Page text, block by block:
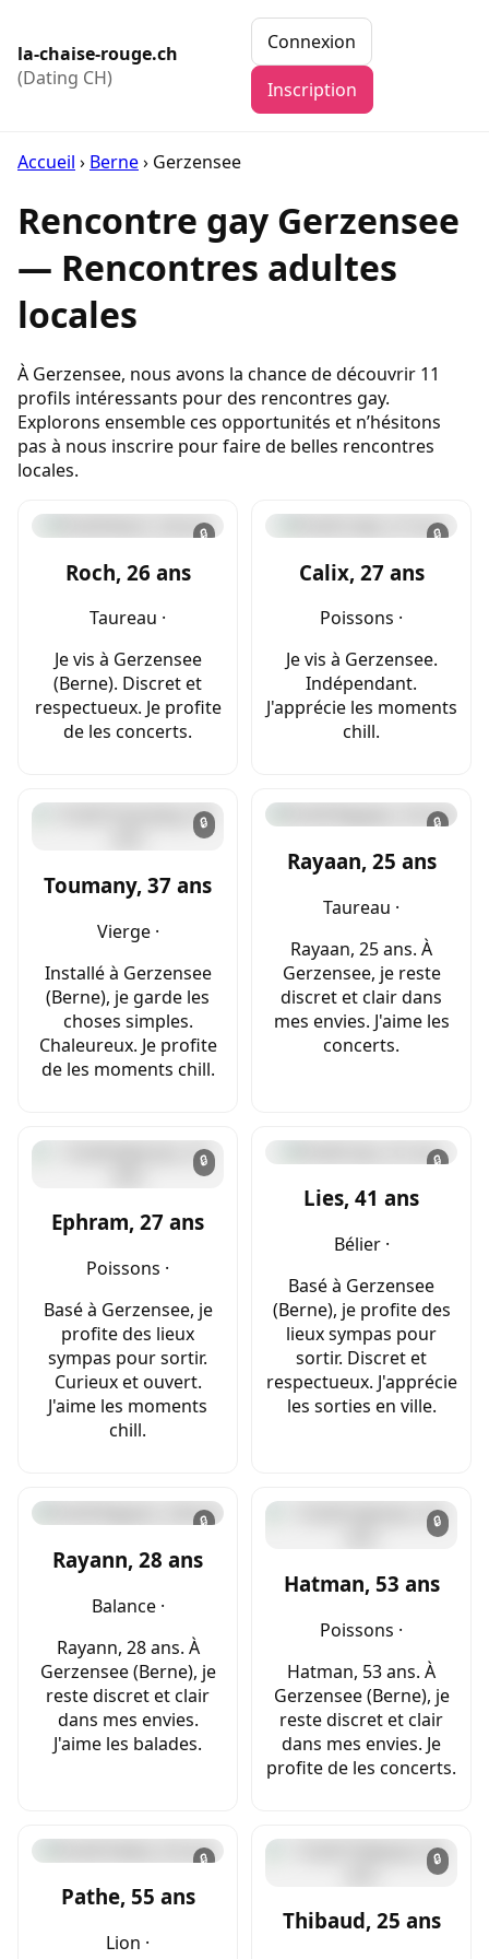
la-chaise-rouge.ch
(Dating CH)
Connexion
Inscription
Accueil › Berne› Gerzensee
Rencontre gay Gerzensee
— Rencontres adultes
locales
À Gerzensee, nous avons la chance de découvrir 11
profils intéressants pour des rencontres gay.
Explorons ensemble ces opportunités et n’hésitons
pas à nous inscrire pour faire de belles rencontres
locales.
🔒
Roch, 26 ans
Taureau ·
Je vis à Gerzensee
(Berne). Discret et
respectueux. Je profite
de les concerts.
🔒
Calix, 27 ans
Poissons ·
Je vis à Gerzensee.
Indépendant.
J'apprécie les moments
chill.
🔒
Toumany, 37 ans
Vierge ·
Installé à Gerzensee
(Berne), je garde les
choses simples.
Chaleureux. Je profite
de les moments chill.
🔒
Rayaan, 25 ans
Taureau ·
Rayaan, 25 ans. À
Gerzensee, je reste
discret et clair dans
mes envies. J'aime les
concerts.
🔒
Ephram, 27 ans
Poissons ·
Basé à Gerzensee, je
profite des lieux
sympas pour sortir.
Curieux et ouvert.
J'aime les moments
chill.
🔒
Lies, 41 ans
Bélier ·
Basé à Gerzensee
(Berne), je profite des
lieux sympas pour
sortir. Discret et
respectueux. J'apprécie
les sorties en ville.
🔒
Rayann, 28 ans
Balance ·
Rayann, 28 ans. À
Gerzensee (Berne), je
reste discret et clair
dans mes envies.
J'aime les balades.
🔒
Hatman, 53 ans
Poissons ·
Hatman, 53 ans. À
Gerzensee (Berne), je
reste discret et clair
dans mes envies. Je
profite de les concerts.
🔒
Pathe, 55 ans
Lion ·
🔒
Thibaud, 25 ans